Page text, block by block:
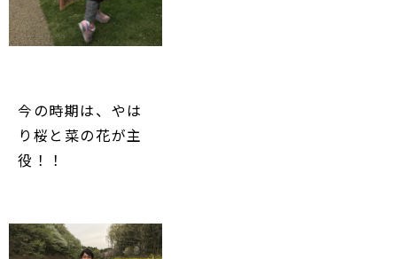
今の時期は、やは
り桜と菜の花が主
役！！